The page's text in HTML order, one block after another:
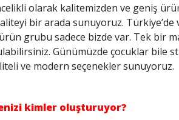
olarak kalitemizden ve geniş
bir arada sunuyoruz.
grubu sadece bizde var. Tek bir
Günümüzde çocuklar bile
ve modern seçenekler sunuyoruz.
kimler oluşturuyor?